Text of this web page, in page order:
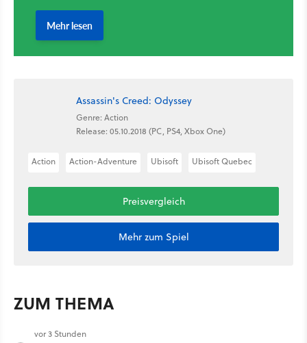
Assassin's Creed: Odyssey
Genre: Action
Release: 05.10.2018 (PC, PS4, Xbox One)
Action Action-Adventure Ubisoft Ubisoft Quebec
Preisvergleich
Mehr zum Spiel
ZUM THEMA
vor 3 Stunden